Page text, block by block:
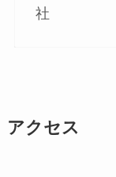
社
アクセス